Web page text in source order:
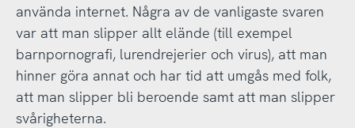
använda internet. Några av de vanligaste svaren
var att man slipper allt elände (till exempel
barnpornografi, lurendrejerier och virus), att man
hinner göra annat och har tid att umgås med folk,
att man slipper bli beroende samt att man slipper
svårigheterna.